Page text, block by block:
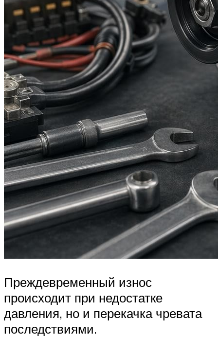
Преждевременный износ
происходит при недостатке
давления, но и перекачка чревата
последствиями.